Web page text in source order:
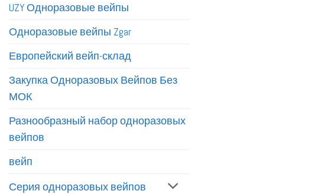
UZY Одноразовые вейпы
Одноразовые вейпы Zgar
Европейский вейп-склад
Закупка Одноразовых Вейпов Без
МОК
Разнообразный набор одноразовых
вейпов
вейп
Серия одноразовых вейпов